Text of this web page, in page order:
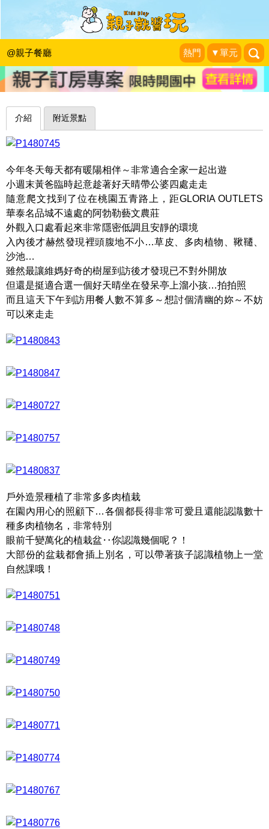
@親子餐廳 熱門 ▼單元
多肉植物、鞦韆、沙池，許一個恬靜午
後～桃園阿勃勒藝文農莊
Smile Life 維媽育兒生活|2017-01-01
介紹 附近景點
今年冬天每天都有暖陽相伴～非常適合全家一起出遊
小週末黃爸臨時起意趁著好天晴帶公婆四處走走
隨意爬文找到了位在桃園五青路上，距GLORIA OUTLETS
華泰名品城不遠處的阿勃勒藝文農莊
外觀入口處看起來非常隱密低調且安靜的環境
入內後才赫然發現裡頭腹地不小…草皮、多肉植物、鞦韆、
沙池…
雖然最讓維媽好奇的樹屋到訪後才發現已不對外開放
但還是挺適合選一個好天晴坐在發呆亭上溜小孩…拍拍照
而且這天下午到訪用餐人數不算多～想討個清幽的妳～不妨
可以來走走
戶外造景種植了非常多多肉植栽
在園內用心的照顧下…各個都長得非常可愛且還能認識數十
種多肉植物名，非常特別
眼前千變萬化的植栽盆‥你認識幾個呢？！
大部份的盆栽都會插上別名，可以帶著孩子認識植物上一堂
自然課哦！